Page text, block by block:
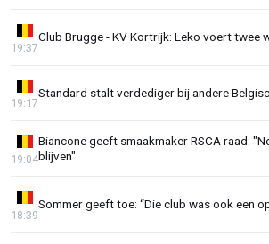
Club Brugge - KV Kortrijk: Leko voert twee
19:37
Standard stalt verdediger bij andere
19:17
Biancone geeft smaakmaker RSCA raad:
blijven"
19:04
Sommer geeft toe: “Die club was ook een
18:39